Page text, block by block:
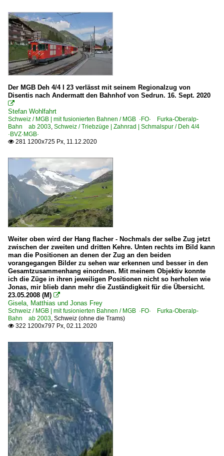
Der MGB Deh 4/4 I 23 verlässt mit seinem Regionalzug von
Disentis nach Andermatt den Bahnhof von Sedrun. 16. Sept. 2020

Stefan Wohlfahrt
Schweiz / MGB | mit fusionierten Bahnen / MGB ·FO· Furka-Oberalp-
Bahn ab 2003, Schweiz / Triebzüge | Zahnrad | Schmalspur / Deh 4/4
·BVZ·MGB·
 281 1200x725 Px, 11.12.2020
Weiter oben wird der Hang flacher - Nochmals der selbe Zug jetzt
zwischen der zweiten und dritten Kehre. Unten rechts im Bild kann
man die Positionen an denen der Zug an den beiden
vorangegangen Bilder zu sehen war erkennen und besser in den
Gesamtzusammenhang einordnen. Mit meinem Objektiv konnte
ich die Züge in ihren jeweiligen Positionen nicht so herholen wie
Jonas, mir blieb dann mehr die Zuständigkeit für die Übersicht.
23.05.2008 (M) 
Gisela, Matthias und Jonas Frey
Schweiz / MGB | mit fusionierten Bahnen / MGB ·FO· Furka-Oberalp-
Bahn ab 2003, Schweiz (ohne die Trams)
 322 1200x797 Px, 02.11.2020